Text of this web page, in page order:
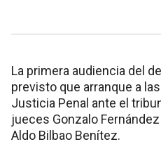
La primera audiencia del
previsto que arranque a
Justicia Penal ante el
jueces Gonzalo
Aldo Bilbao Benítez.